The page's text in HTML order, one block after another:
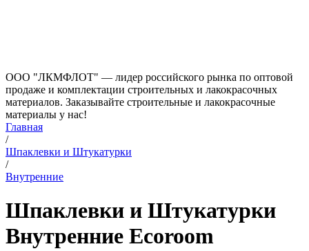
ООО "ЛКМФЛОТ" — лидер российского рынка по оптовой
продаже и комплектации строительных и лакокрасочных
материалов. Заказывайте строительные и лакокрасочные
материалы у нас!
Главная
/
Шпаклевки и Штукатурки
/
Внутренние
Шпаклевки и Штукатурки
Внутренние Ecoroom